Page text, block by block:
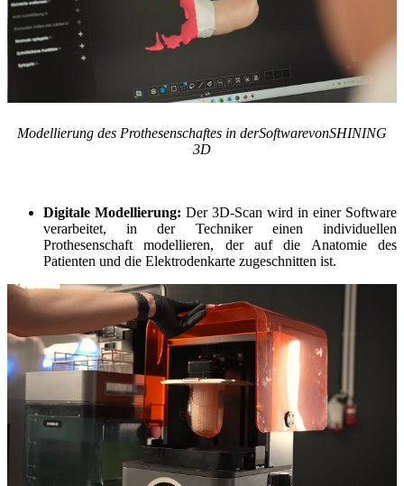
Modellierung des Prothesenschaftes in derSoftwarevonSHINING
3D
Digitale Modellierung: Der 3D-Scan wird in einer Software
verarbeitet, in der Techniker einen individuellen
Prothesenschaft modellieren, der auf die Anatomie des
Patienten und die Elektrodenkarte zugeschnitten ist.